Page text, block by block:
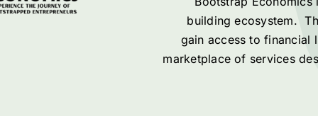
building ecosystem.
gain access to financial
marketplace of services